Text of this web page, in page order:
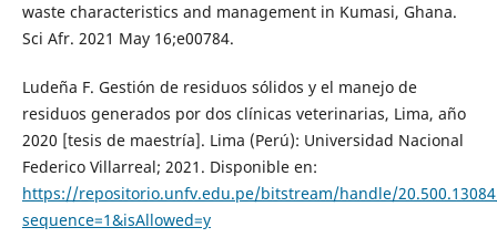
waste characteristics and management in Kumasi, Ghana.
Sci Afr. 2021 May 16;e00784.
Ludeña F. Gestión de residuos sólidos y el manejo de
residuos generados por dos clínicas veterinarias, Lima, año
2020 [tesis de maestría]. Lima (Perú): Universidad Nacional
Federico Villarreal; 2021. Disponible en:
https://repositorio.unfv.edu.pe/bitstream/handle/20.500.13084/
sequence=1&isAllowed=y